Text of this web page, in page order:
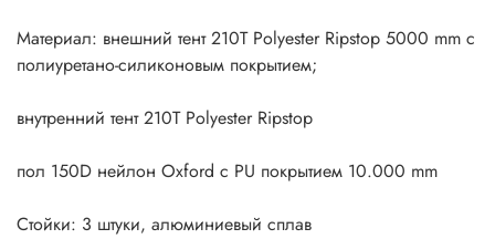
Назначение: скалолазание, высокогорные восхождения,
Материал: внешний тент 210T Polyester Ripstop 5000 mm с
полиуретано-силиконовым покрытием;
внутренний тент 210T Polyester Ripstop
пол 150D нейлон Oxford с PU покрытием 10.000 mm
Стойки: 3 штуки, алюминиевый сплав